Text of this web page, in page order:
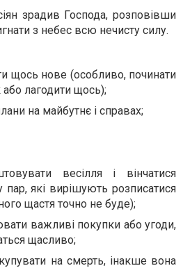
зрадив Господа, розповівши
з небес всю нечисту силу.
щось нове (особливо, починати
лагодити щось);
на майбутнє і справах;
весілля і вінчатися
які вирішують розписатися
щастя точно не буде);
важливі покупки або угоди,
щасливо;
на смерть, інакше вона